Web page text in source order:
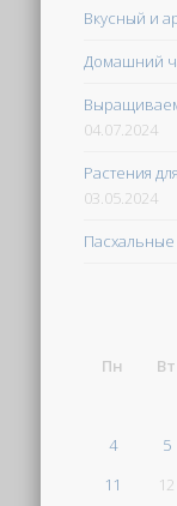
Вкусный и
Домашний
04.07.2024
Растения
03.05.2024
Пн
Вт
4
5
11
12